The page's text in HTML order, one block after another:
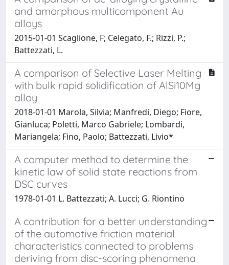
and amorphous multicomponent Au
alloys
2015-01-01 Scaglione, F; Celegato, F.; Rizzi, P.;
Battezzati, L.
A comparison of Selective Laser Melting
with bulk rapid solidification of AlSi10Mg
alloy
2018-01-01 Marola, Silvia; Manfredi, Diego; Fiore,
Gianluca; Poletti, Marco Gabriele; Lombardi,
Mariangela; Fino, Paolo; Battezzati, Livio*
A computer method to determine the
kinetic law of solid state reactions from
DSC curves
1978-01-01 L. Battezzati; A. Lucci; G. Riontino
A contribution for a better understanding
of the automotive friction material
characteristics connected to problems
deriving from disc-scoring phenomena